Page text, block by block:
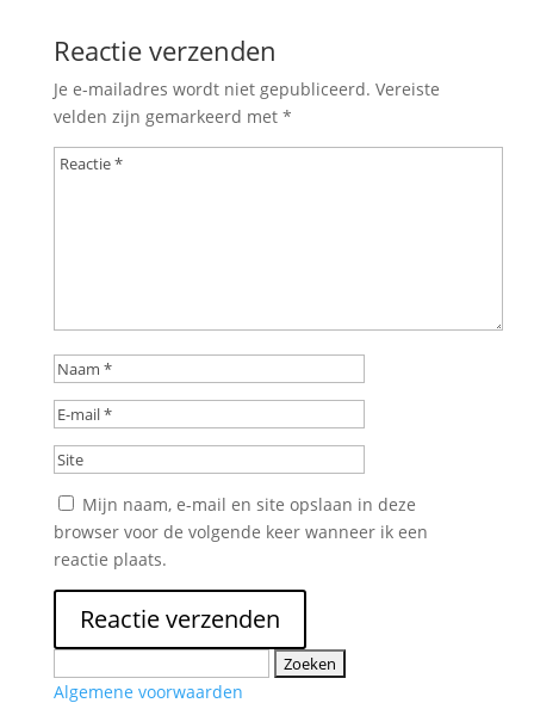
Reactie verzenden
Je e-mailadres wordt niet gepubliceerd. Vereiste
velden zijn gemarkeerd met *
Mijn naam, e-mail en site opslaan in deze
browser voor de volgende keer wanneer ik een
reactie plaats.
naar:
Algemene voorwaarden